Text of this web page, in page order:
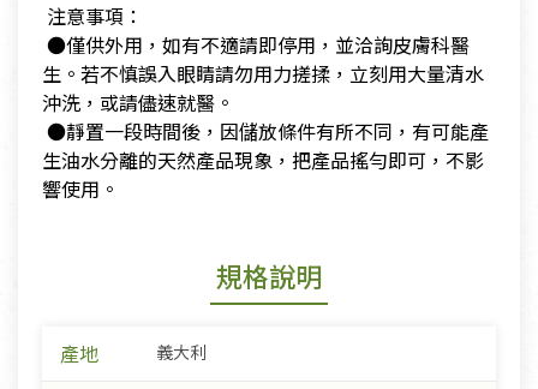
​ 注意事項：
​ ●僅供外用，如有不適請即停用，並洽詢皮膚科醫
生。若不慎誤入眼睛請勿用力搓揉，立刻用大量清水
沖洗，或請儘速就醫。
​​ ●靜置一段時間後，因儲放條件有所不同，有可能產
生油水分離的天然產品現象，把產品搖勻即可，不影
響使用。
規格說明
產地 義大利